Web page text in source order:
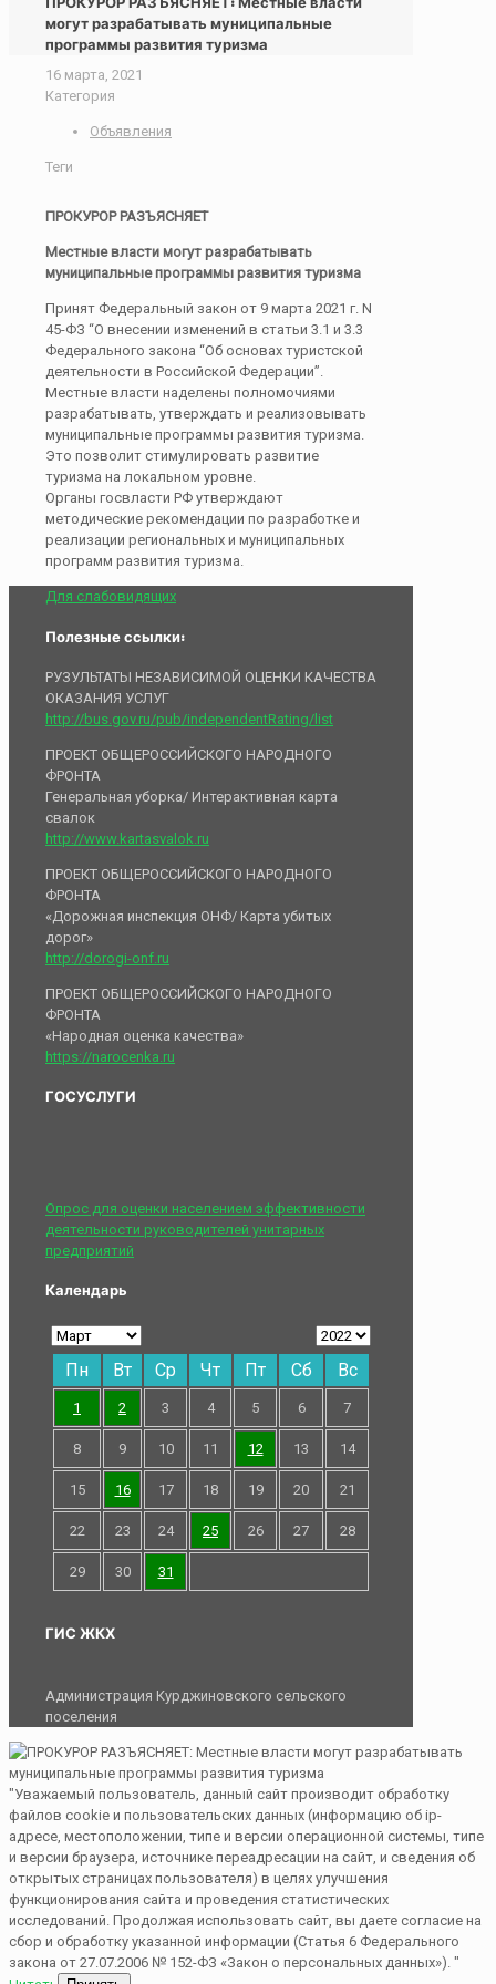
могут разрабатывать муниципальные
программы развития туризма
16 марта, 2021
Категория
Объявления
Теги
ПРОКУРОР РАЗЪЯСНЯЕТ
Местные власти могут разрабатывать
муниципальные программы развития туризма
Принят Федеральный закон от 9 марта 2021 г. N
45-ФЗ “О внесении изменений в статьи 3.1 и 3.3
Федерального закона “Об основах туристской
деятельности в Российской Федерации”.
Местные власти наделены полномочиями
разрабатывать, утверждать и реализовывать
муниципальные программы развития туризма.
Это позволит стимулировать развитие
туризма на локальном уровне.
Органы госвласти РФ утверждают
методические рекомендации по разработке и
реализации региональных и муниципальных
программ развития туризма.
Для слабовидящих
Полезные ссылки:
РУЗУЛЬТАТЫ НЕЗАВИСИМОЙ ОЦЕНКИ КАЧЕСТВА
ОКАЗАНИЯ УСЛУГ
http://bus.gov.ru/pub/independentRating/list
ПРОЕКТ ОБЩЕРОССИЙСКОГО НАРОДНОГО
ФРОНТА
Генеральная уборка/ Интерактивная карта
свалок
http://www.kartasvalok.ru
ПРОЕКТ ОБЩЕРОССИЙСКОГО НАРОДНОГО
ФРОНТА
«Дорожная инспекция ОНФ/ Карта убитых
дорог»
http://dorogi-onf.ru
ПРОЕКТ ОБЩЕРОССИЙСКОГО НАРОДНОГО
ФРОНТА
«Народная оценка качества»
https://narocenka.ru
ГОСУСЛУГИ
Опрос для оценки населением эффективности
деятельности руководителей унитарных
предприятий
Календарь
Пн Вт Ср Чт Пт Сб Вс
1 2 3 4 5 6 7
8 9 10 11 12 13 14
15 16 17 18 19 20 21
22 23 24 25 26 27 28
29 30 31
ГИС ЖКХ
Администрация Курджиновского сельского
поселения
"Уважаемый пользователь, данный сайт производит обработку
файлов cookie и пользовательских данных (информацию об ip-
адресе, местоположении, типе и версии операционной системы, типе
и версии браузера, источнике переадресации на сайт, и сведения об
открытых страницах пользователя) в целях улучшения
функционирования сайта и проведения статистических
исследований. Продолжая использовать сайт, вы даете согласие на
сбор и обработку указанной информации (Статья 6 Федерального
закона от 27.07.2006 № 152-ФЗ «Закон о персональных данных»). "